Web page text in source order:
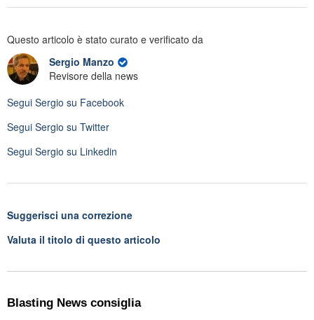
Questo articolo è stato curato e verificato da
Sergio Manzo
Revisore della news
Segui Sergio su Facebook
Segui Sergio su Twitter
Segui Sergio su Linkedin
Suggerisci una correzione
Valuta il titolo di questo articolo
Blasting News consiglia